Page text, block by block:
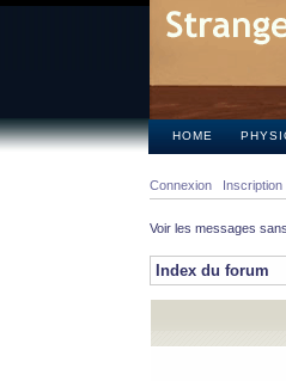
HOME
Connexion Inscription
Voir les messages
Index du forum